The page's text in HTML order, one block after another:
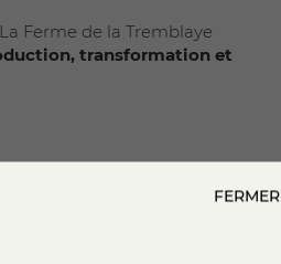
Ferme de la Tremblaye
transformation et
délicates
FERMER